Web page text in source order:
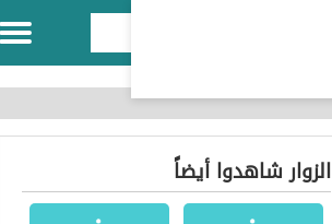
الزوار شاهدوا أيضاً